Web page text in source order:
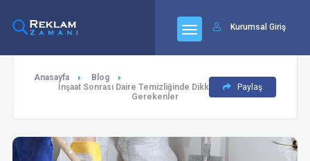
Kurumsal Giriş
Anasayfa
Blog
İnşaat Sonrası Daire Temizliğinde Dikkat Edilmesi
Gerekenler
Paylaş